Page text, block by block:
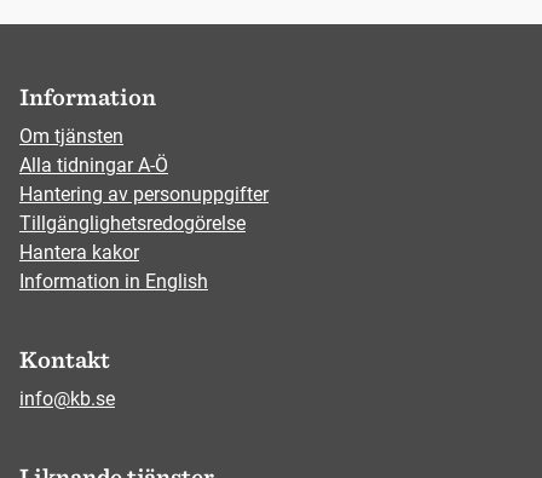
Information
Om tjänsten
Alla tidningar A-Ö
Hantering av personuppgifter
Tillgänglighetsredogörelse
Hantera kakor
Information in English
Kontakt
info@kb.se